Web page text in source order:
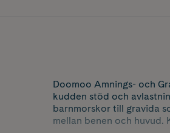
Doomoo Amnings- och
kudden stöd och
barnmorskor till gravida
mellan benen och